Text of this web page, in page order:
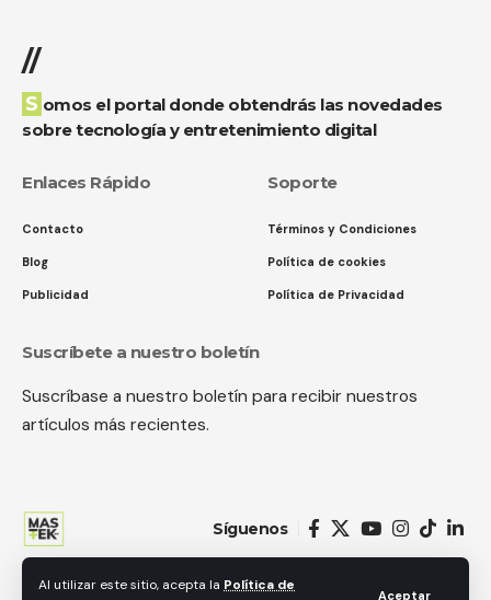
Al utilizar este sitio, acepta la Política de
Aceptar
//
Somos el portal donde obtendrás las novedades
sobre tecnología y entretenimiento digital
Enlaces Rápido
Contacto
Blog
Publicidad
Soporte
Términos y Condiciones
Política de cookies
Política de Privacidad
Suscríbete a nuestro boletín
Suscríbase a nuestro boletín para recibir nuestros
artículos más recientes.
Síguenos
© 2018 MastekHw Service International. LLc. Todos los derechos